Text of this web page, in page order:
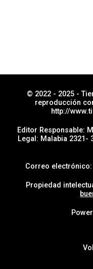
© 2022 - 2025 -
reproducción
http://
Editor Responsable:
Legal: Malabia 2321-
Correo
Propiedad